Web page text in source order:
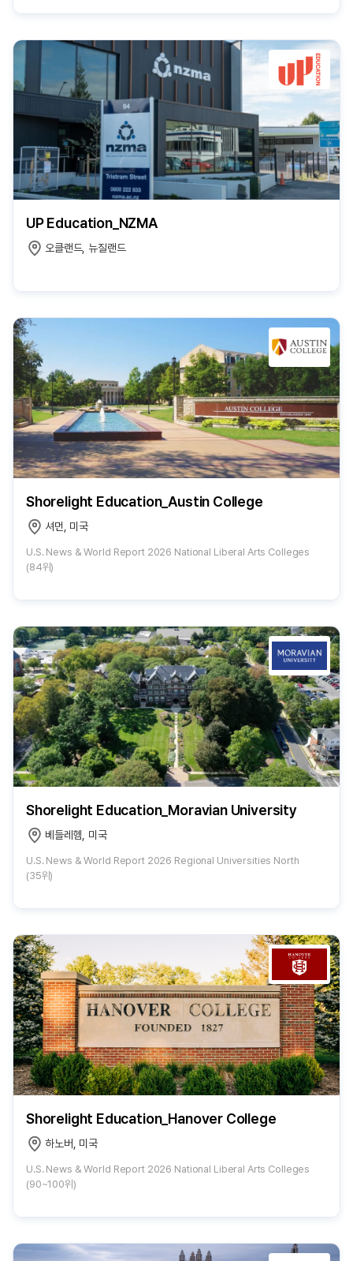
UP Education_NZMA
오클랜드, 뉴질랜드
Shorelight Education_Austin College
셔먼, 미국
U.S. News & World Report 2026 National Liberal Arts Colleges
(84위)
Shorelight Education_Moravian University
베들레헴, 미국
U.S. News & World Report 2026 Regional Universities North
(35위)
Shorelight Education_Hanover College
하노버, 미국
U.S. News & World Report 2026 National Liberal Arts Colleges
(90~100위)